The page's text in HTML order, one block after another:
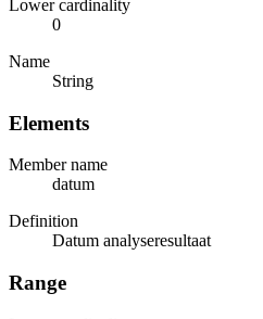
Lower cardinality
0
Name
String
Elements
Member name
datum
Definition
Datum analyseresultaat
Range